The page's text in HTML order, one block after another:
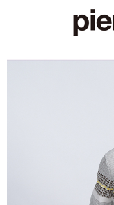
付款後全家取貨
每筆NT$60，滿
每筆NT$60，滿
每筆NT$60，滿